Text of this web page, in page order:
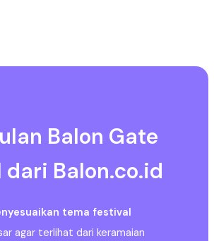
Balon Gate
dari Balon.co.id
tema festival
agar terlihat dari keramaian